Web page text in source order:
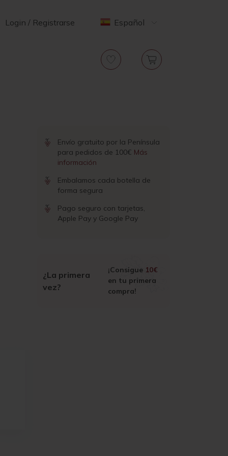
Login / Registrarse Español
Envío gratuito por la Península
para pedidos de 100€ Más
información
Embalamos cada botella de
forma segura
Pago seguro con tarjetas,
Apple Pay y Google Pay
¿La primera
vez?
¡Consigue 10€
en tu primera
compra!